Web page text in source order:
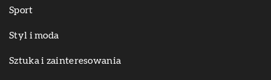
Sport
Styl i moda
Sztuka i zainteresowania